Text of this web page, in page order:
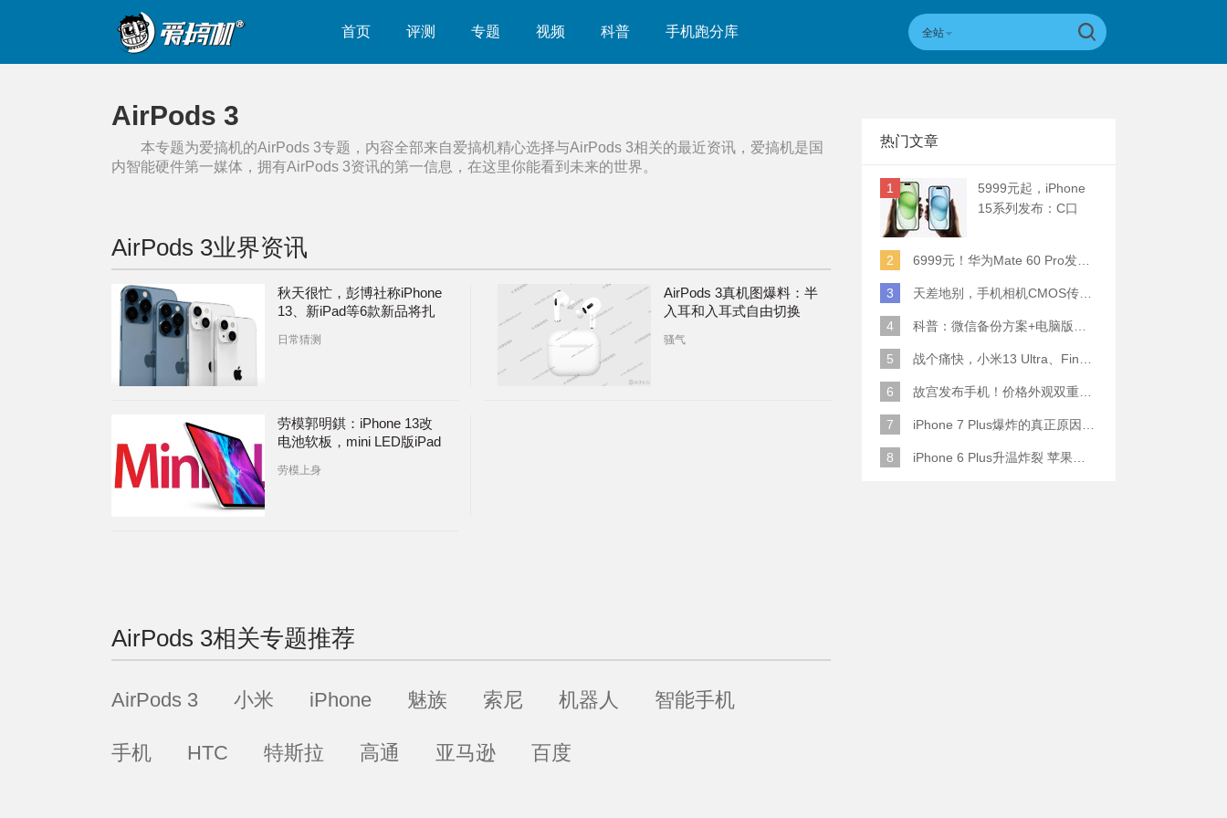
首页 评测 专题 视频 科普 手机跑分库 全站
AirPods 3
本专题为爱搞机的AirPods 3专题，内容全部来自爱搞机精心选择与AirPods 3相关的最近资讯，爱搞机是国
内智能硬件第一媒体，拥有AirPods 3资讯的第一信息，在这里你能看到未来的世界。
AirPods 3业界资讯
秋天很忙，彭博社称iPhone
13、新iPad等6款新品将扎
日常猜测
AirPods 3真机图爆料：半
入耳和入耳式自由切换
骚气
劳模郭明錤：iPhone 13改
电池软板，mini LED版iPad
劳模上身
AirPods 3相关专题推荐
AirPods 3 小米 iPhone 魅族 索尼 机器人 智能手机
手机 HTC 特斯拉 高通 亚马逊 百度
热门文章
1
5999元起，iPhone
15系列发布：C口
2
6999元！华为Mate 60 Pro发布：麒麟9000S+卫星通话 (附初步跑分)
3 天差地别，手机相机CMOS传感器实际面积对比
4 科普：微信备份方案+电脑版丢失数据恢复指南
5 战个痛快，小米13 Ultra、Find X6 Pro、vivo X90 Pro+、小米12SU拍照横评
6 故宫发布手机！价格外观双重逆天！
7 iPhone 7 Plus爆炸的真正原因原来是这样
8 iPhone 6 Plus升温炸裂 苹果赔了一部全新的